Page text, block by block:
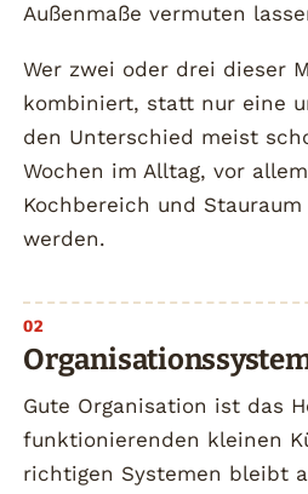
Außenmaße vermuten
Wer zwei oder drei dieser
kombiniert, statt nur eine
den Unterschied meist
Wochen im Alltag, vor
Kochbereich und
werden.
Gute Organisation ist das
funktionierenden kleinen
richtigen Systemen bleibt